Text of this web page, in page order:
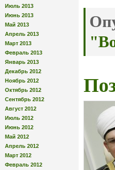
Июль 2013
Июнь 2013
Май 2013
Апрель 2013
Март 2013
Февраль 2013
Январь 2013
Декабрь 2012
Ноябрь 2012
Октябрь 2012
Сентябрь 2012
Август 2012
Июль 2012
Июнь 2012
Май 2012
Апрель 2012
Март 2012
Февраль 2012